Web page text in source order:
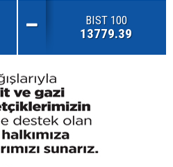
BIST 100
13779.39